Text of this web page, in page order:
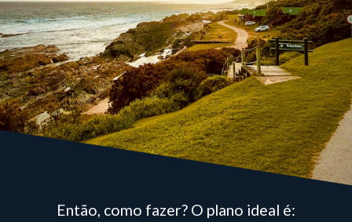
Então, como fazer? O plano ideal é: